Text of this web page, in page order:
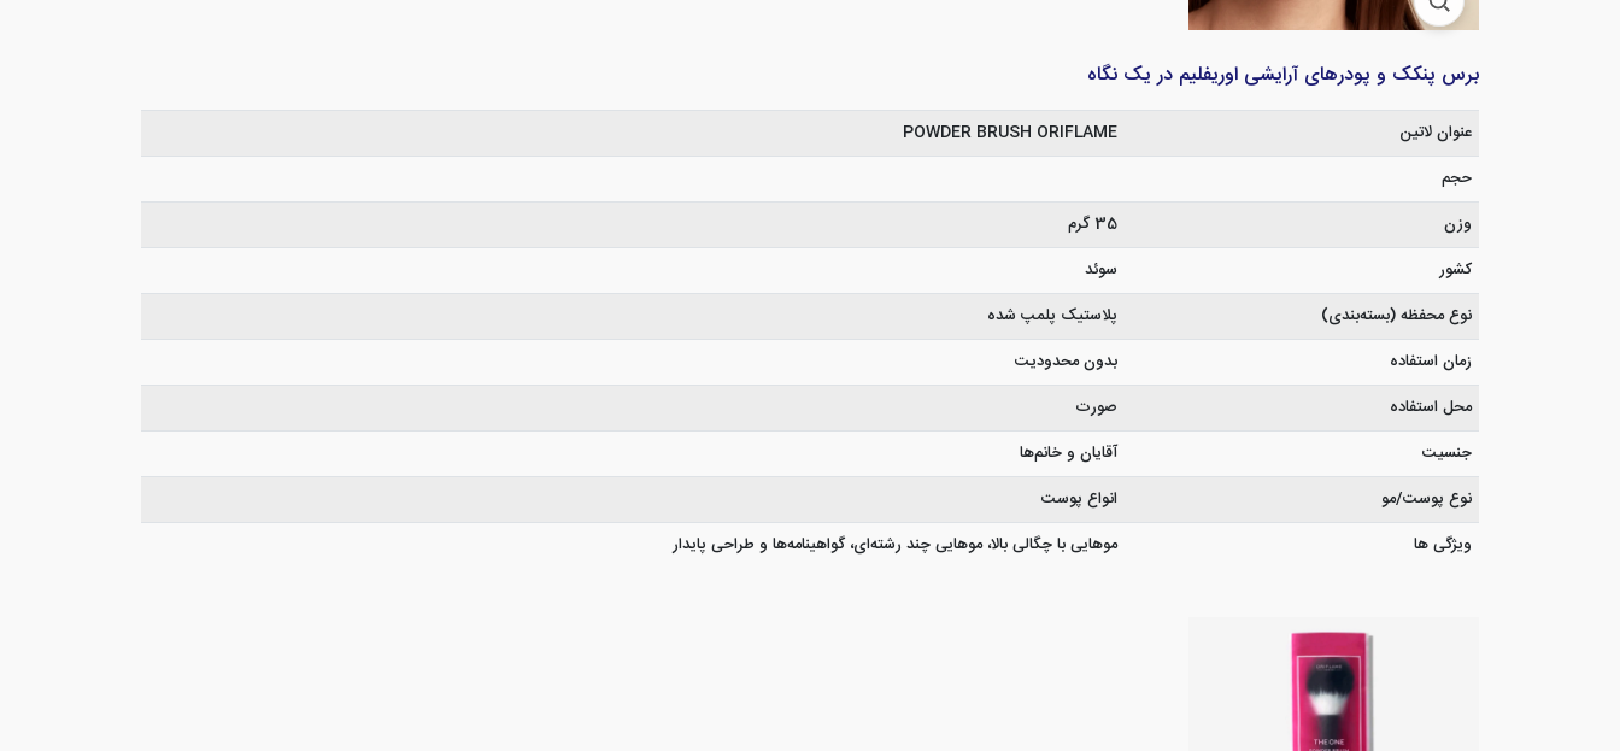
برس پنکک و پودرهای آرایشی اوریفلیم در یک نگاه
عنوان لاتین
POWDER BRUSH ORIFLAME
حجم
وزن
35 گرم
کشور
سوئد
نوع محفظه (بسته‌بندی)
پلاستیک پلمپ شده
زمان استفاده
بدون محدودیت
محل استفاده
صورت
جنسیت
آقایان و خانم‌ها
نوع پوست/مو
انواع پوست
ویژگی ها
موهایی با چگالی بالا، موهایی چند رشته‌ای، گواهینامه‌ها و طراحی پایدار